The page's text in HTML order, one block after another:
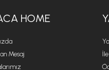
HOME
Mesaj